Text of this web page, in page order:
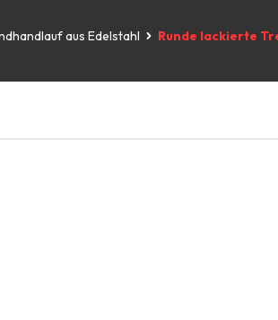
aus Edelstahl Runde lackierte